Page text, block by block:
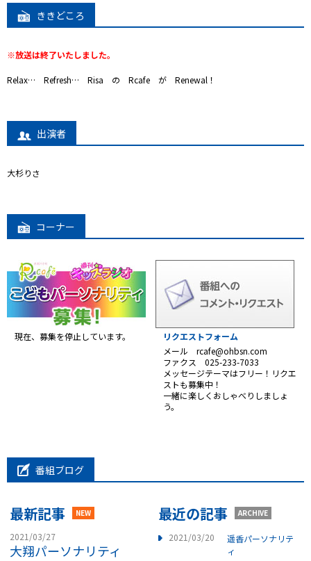
コンテンツ・アプリ
キッズ
Well-being 防災・減災
会社概要・ビジョン
ききどころ
※放送は終了いたしました。
Relax… Refresh… Risa の Rcafe が Renewal！
出演者
大杉りさ
コーナー
現在、募集を停止しています。
リクエストフォーム
メール rcafe@ohbsn.com
ファクス 025-233-7033
メッセージテーマはフリー！リクエ
ストも募集中！
一緒に楽しくおしゃべりしましょ
う。
番組ブログ
最新記事 NEW
2021/03/27
大翔パーソナリティ
最近の記事 ARCHIVE
2021/03/20
遥香パーソナリテ
ィ